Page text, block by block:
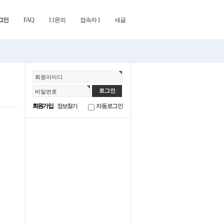
인 FAQ 1:1문의 접속자 1 새글
회원아이디
비밀번호
회원가입 정보찾기 자동로그인